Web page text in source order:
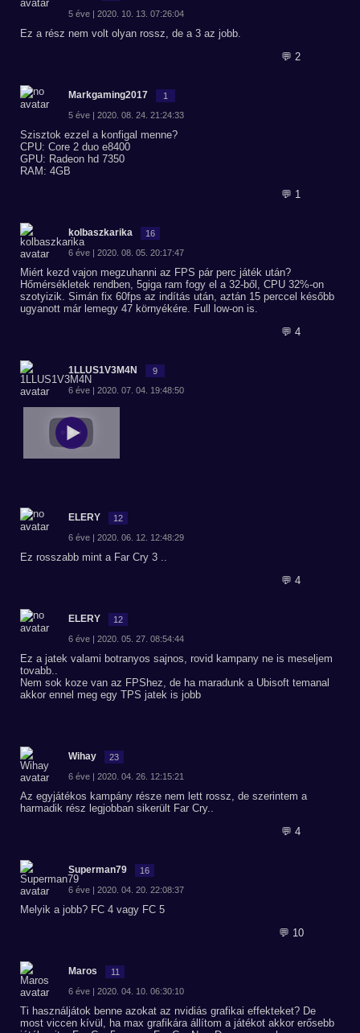
5 éve | 2020. 10. 13. 07:26:04
Ez a rész nem volt olyan rossz, de a 3 az jobb.
💬 2
Markgaming2017 1
5 éve | 2020. 08. 24. 21:24:33
Szisztok ezzel a konfigal menne?
CPU: Core 2 duo e8400
GPU: Radeon hd 7350
RAM: 4GB
💬 1
kolbaszkarika 16
6 éve | 2020. 08. 05. 20:17:47
Miért kezd vajon megzuhanni az FPS pár perc játék után?
Hőmérsékletek rendben, 5giga ram fogy el a 32-ből, CPU 32%-on
szotyizik. Simán fix 60fps az indítás után, aztán 15 perccel később
ugyanott már lemegy 47 környékére. Full low-on is.
💬 4
1LLUS1V3M4N 9
6 éve | 2020. 07. 04. 19:48:50
ELERY 12
6 éve | 2020. 06. 12. 12:48:29
Ez rosszabb mint a Far Cry 3 ..
💬 4
ELERY 12
6 éve | 2020. 05. 27. 08:54:44
Ez a jatek valami botranyos sajnos, rovid kampany ne is meseljem
tovabb..
Nem sok koze van az FPShez, de ha maradunk a Ubisoft temanal
akkor ennel meg egy TPS jatek is jobb
Wihay 23
6 éve | 2020. 04. 26. 12:15:21
Az egyjátékos kampány része nem lett rossz, de szerintem a
harmadik rész legjobban sikerült Far Cry..
💬 4
Superman79 16
6 éve | 2020. 04. 20. 22:08:37
Melyik a jobb? FC 4 vagy FC 5
💬 10
Maros 11
6 éve | 2020. 04. 10. 06:30:10
Ti használjátok benne azokat az nvidiás grafikai effekteket? De
most viccen kívül, ha max grafikára állítom a játékot akkor erősebb